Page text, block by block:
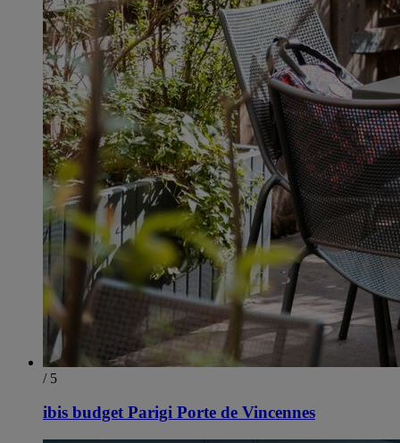
/ 5
ibis budget Parigi Porte de Vincennes